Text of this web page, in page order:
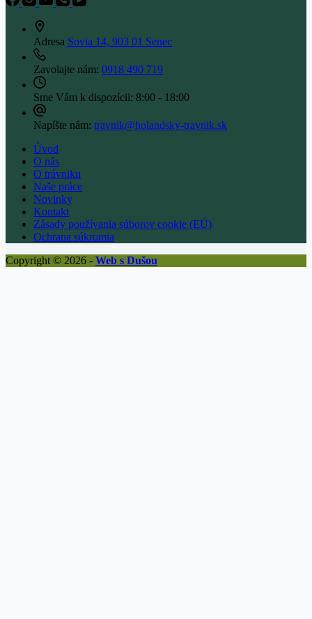
Adresa Sovia 14, 903 01 Senec
Zavolajte nám: 0918 490 719
Sme Vám k dispozícii: 8:00 - 18:00
Napíšte nám: travnik@holandsky-travnik.sk
Úvod
O nás
O trávniku
Naše práce
Novinky
Kontakt
Zásady používania súborov cookie (EÚ)
Ochrana súkromia
Copyright © 2026 - Web s Dušou